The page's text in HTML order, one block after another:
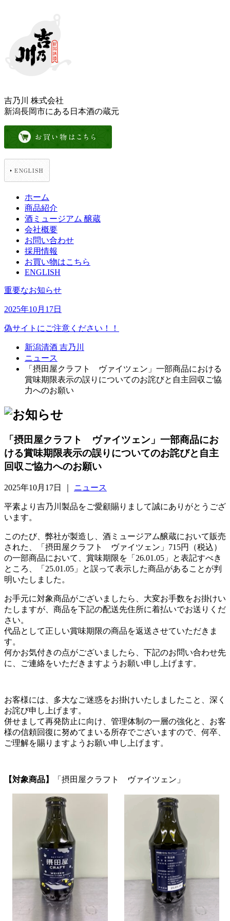
吉乃川 株式会社
新潟長岡市にある日本酒の蔵元
ホーム
商品紹介
酒ミュージアム 醸蔵
会社概要
お問い合わせ
採用情報
お買い物はこちら
ENGLISH
重要なお知らせ
2025年10月17日
偽サイトにご注意ください！！
新潟清酒 吉乃川
ニュース
「摂田屋クラフト ヴァイツェン」一部商品における
賞味期限表示の誤りについてのお詫びと自主回収ご協
力へのお願い
「摂田屋クラフト ヴァイツェン」一部商品にお
ける賞味期限表示の誤りについてのお詫びと自主
回収ご協力へのお願い
2025年10月17日 ｜ ニュース
平素より吉乃川製品をご愛顧賜りまして誠にありがとうござ
います。
このたび、弊社が製造し、酒ミュージアム醸蔵において販売
された、「摂田屋クラフト ヴァイツェン」715円（税込）
の一部商品において、賞味期限を「26.01.05」と表記すべき
ところ、「25.01.05」と誤って表示した商品があることが判
明いたしました。
お手元に対象商品がございましたら、大変お手数をお掛けい
たしますが、商品を下記の配送先住所に着払いでお送りくだ
さい。
代品として正しい賞味期限の商品を返送させていただきま
す。
何かお気付きの点がございましたら、下記のお問い合わせ先
に、ご連絡をいただきますようお願い申し上げます。
お客様には、多大なご迷惑をお掛けいたしましたこと、深く
お詫び申し上げます。
併せまして再発防止に向け、管理体制の一層の強化と、お客
様の信頼回復に努めてまいる所存でございますので、何卒、
ご理解を賜りますようお願い申し上げます。
【対象商品】 「摂田屋クラフト ヴァイツェン」